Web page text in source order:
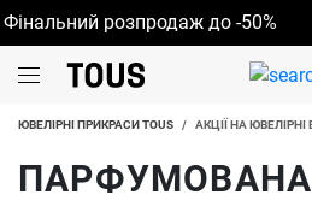
розпродаж до -50%
ЮВЕЛІРНІ ПРИКРАСИ TOUS / АКЦІЇ НА ЮВЕЛІРНІ